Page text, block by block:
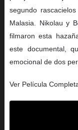
segundo
Malasia. Nikolau y
filmaron esta
este documental,
emocional de dos
Ver Película